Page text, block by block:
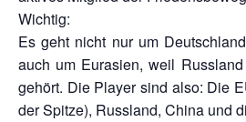
Wichtig:
Es geht nicht nur um
auch um Eurasien, weil
gehört. Die Player sind also: Die
der Spitze), Russland, China und